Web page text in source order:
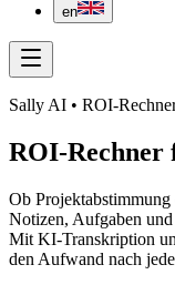
en
Sally AI • ROI-
ROI-
Ob
Notizen, Aufgaben
Mit KI-Transkription
den Aufwand nach